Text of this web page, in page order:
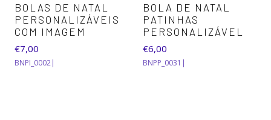
BOLAS DE NATAL
PERSONALIZÁVEIS
COM IMAGEM
€7,00
BNPI_0002|
BOLA DE NATAL
PATINHAS
PERSONALIZÁVEL
€6,00
BNPP_0031 |